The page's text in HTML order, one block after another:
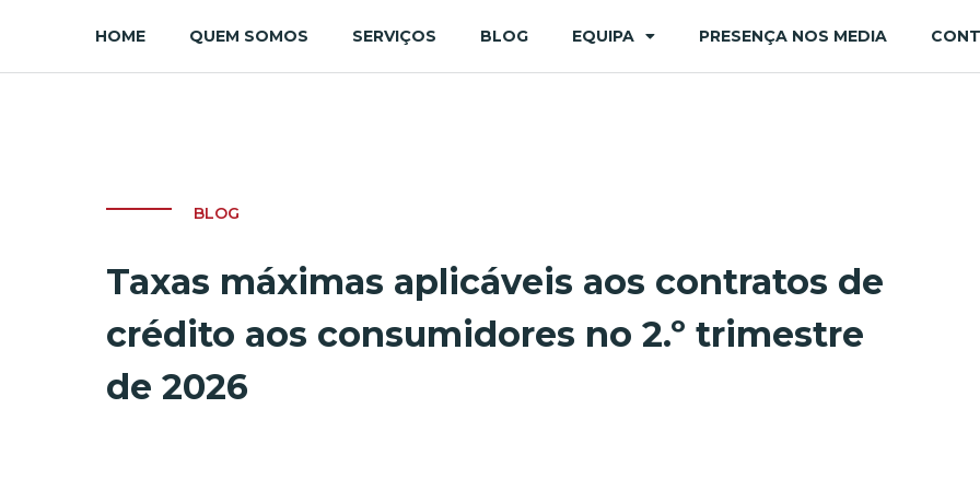
HOME QUEM SOMOS SERVIÇOS BLOG EQUIPA PRESENÇA NOS MEDIA
BLOG
Taxas máximas aplicáveis aos contratos de
crédito aos consumidores no 2.º trimestre
de 2026